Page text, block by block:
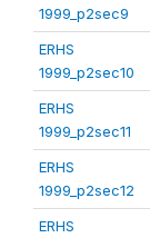
1999_p2sec9
ERHS
1999_p2sec10
ERHS
1999_p2sec11
ERHS
1999_p2sec12
ERHS